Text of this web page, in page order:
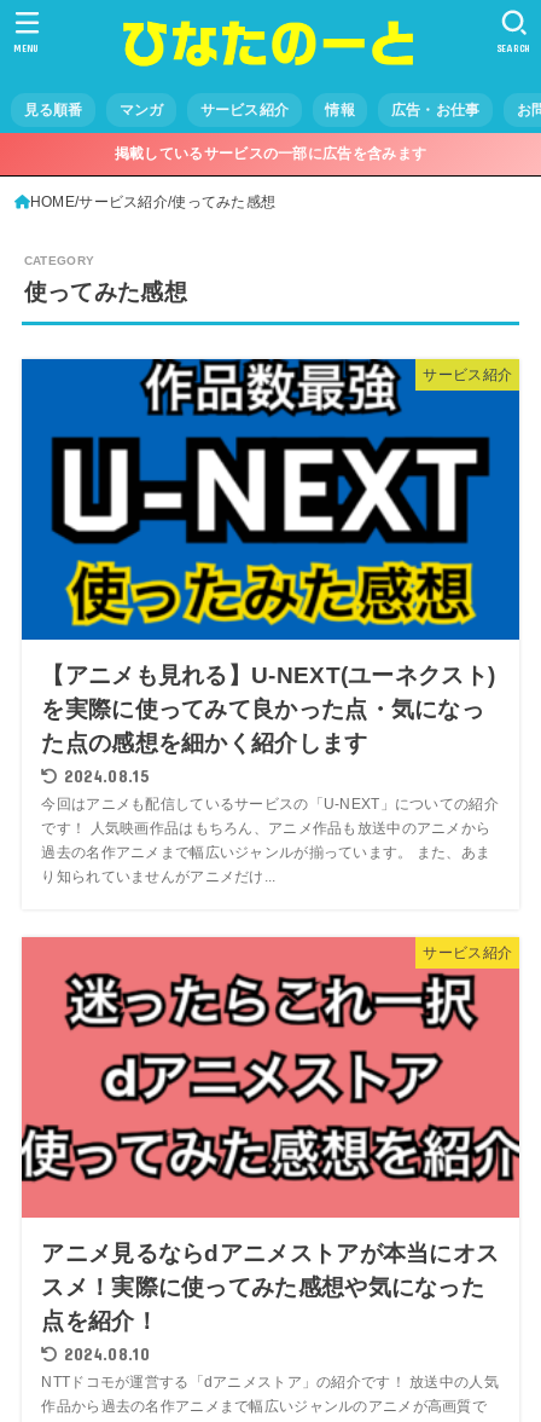
見る順番 マンガ サービス紹介 情報 広告・お仕事 お
SEARCH
MENU
掲載しているサービスの一部に広告を含みます
HOME サービス紹介 使ってみた感想
使ってみた感想
サービス紹介
【アニメも見れる】U-NEXT(ユーネクスト)
を実際に使ってみて良かった点・気になっ
た点の感想を細かく紹介します
2024.08.15
今回はアニメも配信しているサービスの「U-NEXT」についての紹介
です！ 人気映画作品はもちろん、アニメ作品も放送中のアニメから
過去の名作アニメまで幅広いジャンルが揃っています。 また、あま
り知られていませんがアニメだけ...
サービス紹介
アニメ見るならdアニメストアが本当にオス
スメ！実際に使ってみた感想や気になった
点を紹介！
2024.08.10
NTTドコモが運営する「dアニメストア」の紹介です！ 放送中の人気
作品から過去の名作アニメまで幅広いジャンルのアニメが高画質で